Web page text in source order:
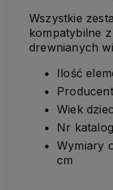
Wszystkie
kompatybilne
drewnianych
Ilość
Wiek
Nr
Wymiary
cm